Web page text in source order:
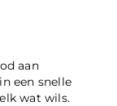
aan
een snelle
wat wils.